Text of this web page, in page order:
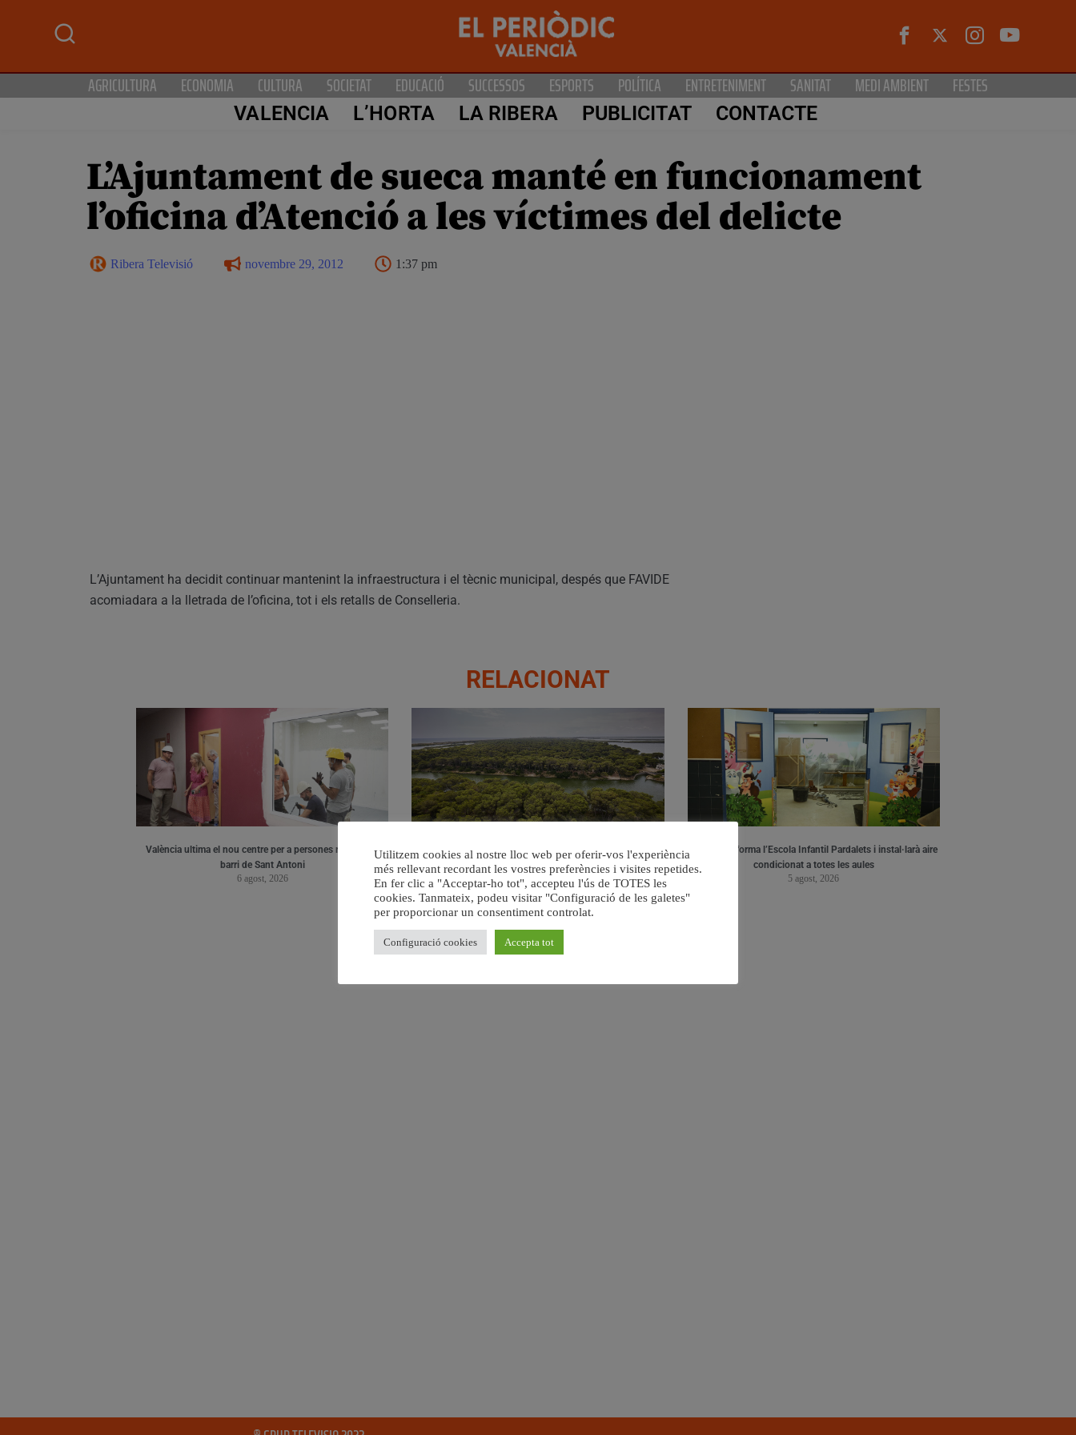
AGRICULTURA ECONOMIA CULTURA SOCIETAT EDUCACIÓ SUCCESSOS ESPORTS POLÍTICA ENTRETENIMENT SANITAT MEDI AMBIENT FESTES
VALENCIA L’HORTA LA RIBERA PUBLICITAT CONTACTE
L’Ajuntament de sueca manté en funcionament
l’oficina d’Atenció a les víctimes del delicte
Ribera Televisió novembre 29, 2012 1:37 pm
L’Ajuntament ha decidit continuar mantenint la infraestructura i el tècnic municipal, despés que FAVIDE
acomiadara a la lletrada de l’oficina, tot i els retalls de Conselleria.
RELACIONAT
València ultima el nou centre per a persones majors del
barri de Sant Antoni
6 agost, 2026
València retira prop de 15.000 litres de residus de la
Devesa durant el mes de juliol
6 agost, 2026
València reforma l’Escola Infantil Pardalets i instal·larà aire
condicionat a totes les aules
5 agost, 2026
Utilitzem cookies al nostre lloc web per oferir-vos l'experiència
més rellevant recordant les vostres preferències i visites repetides.
En fer clic a "Acceptar-ho tot", accepteu l'ús de TOTES les
cookies. Tanmateix, podeu visitar "Configuració de les galetes"
per proporcionar un consentiment controlat.
Configuració cookies Accepta tot